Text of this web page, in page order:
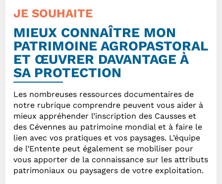
JE SOUHAITE
MIEUX CONNAÎTRE MON
PATRIMOINE AGROPASTORAL
ET ŒUVRER DAVANTAGE À
SA PROTECTION
Les nombreuses ressources documentaires de
notre rubrique comprendre peuvent vous aider à
mieux appréhender l’inscription des Causses et
des Cévennes au patrimoine mondial et à faire le
lien avec vos pratiques et vos paysages. L’équipe
de l’Entente peut également se mobiliser pour
vous apporter de la connaissance sur les attributs
patrimoniaux ou paysagers de votre exploitation.